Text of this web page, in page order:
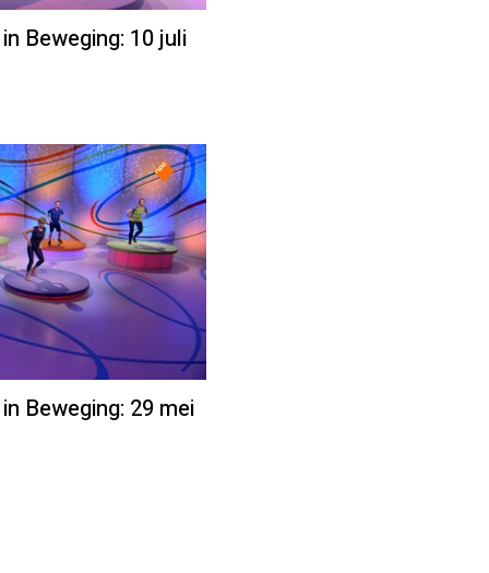
Beweging: 10 juli
Beweging: 29 mei